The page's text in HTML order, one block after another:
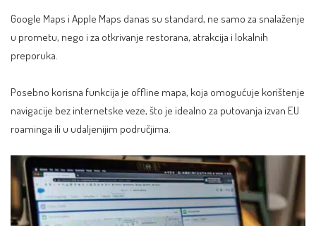
Google Maps i Apple Maps danas su standard, ne samo za snalaženje
u prometu, nego i za otkrivanje restorana, atrakcija i lokalnih
preporuka.
Posebno korisna funkcija je offline mapa, koja omogućuje korištenje
navigacije bez internetske veze, što je idealno za putovanja izvan EU
roaminga ili u udaljenijim područjima.